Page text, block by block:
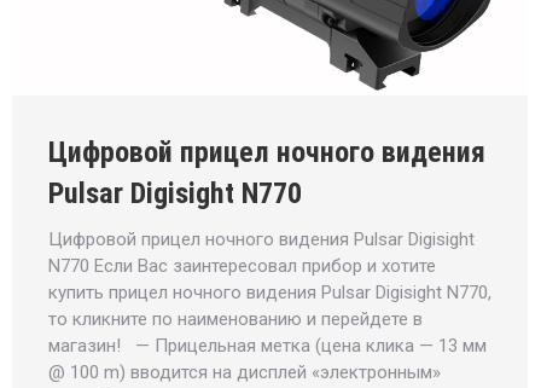
Цифровой прицел ночного видения
Pulsar Digisight N770
Цифровой прицел ночного видения Pulsar Digisight
N770 Если Вас заинтересовал прибор и хотите
купить прицел ночного видения Pulsar Digisight N770,
то кликните по наименованию и перейдете в
магазин! — Прицельная метка (цена клика — 13 мм
@ 100 m) вводится на дисплей «электронным»